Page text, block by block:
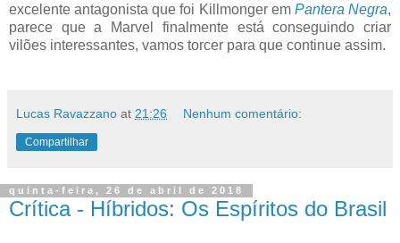
excelente antagonista que foi Killmonger em Pantera Negra,
parece que a Marvel finalmente está conseguindo criar
vilões interessantes, vamos torcer para que continue assim.
Lucas Ravazzano at 21:26 Nenhum comentário:
Compartilhar
quinta-feira, 26 de abril de 2018
Crítica - Híbridos: Os Espíritos do Brasil